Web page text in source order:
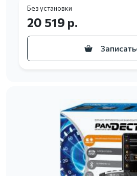
Без установки
20 519 р.